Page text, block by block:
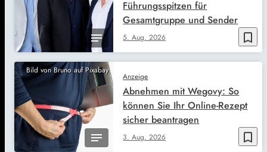
bookmark_border
5. Aug. 2026
Führungsspitzen für
Gesamtgruppe und Sender
Bild von Bruno auf Pixabay
bookmark_border
Anzeige
3. Aug. 2026
Abnehmen mit Wegovy: So
können Sie Ihr Online-Rezept
sicher beantragen